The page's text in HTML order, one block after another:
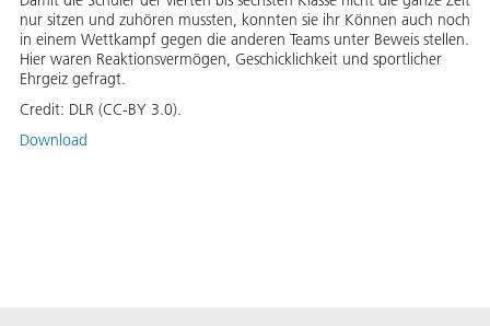
nur sitzen und zuhören mussten, konnten sie ihr Können auch noch
in einem Wettkampf gegen die anderen Teams unter Beweis stellen.
Hier waren Reaktionsvermögen, Geschicklichkeit und sportlicher
Ehrgeiz gefragt.
Credit: DLR (CC-BY 3.0).
Download